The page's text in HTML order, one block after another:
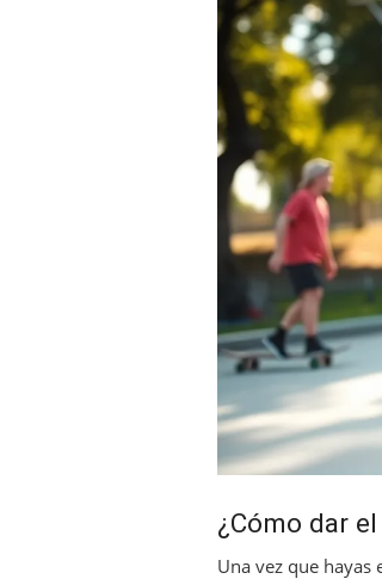
¿Cómo dar
Una vez que hayas